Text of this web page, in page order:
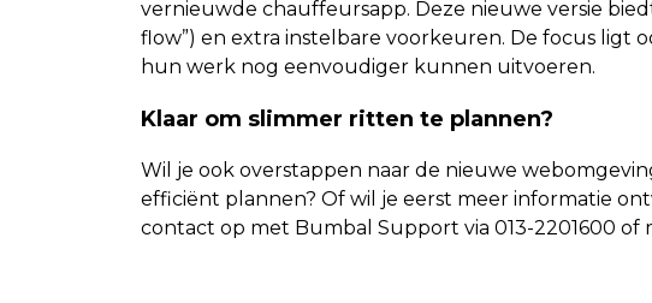
vernieuwde chauffeursapp. Deze nieuwe versie
flow”) en extra instelbare voorkeuren. De focus ligt
hun werk nog eenvoudiger kunnen uitvoeren.
Klaar om slimmer ritten te plannen?
Wil je ook overstappen naar de nieuwe
efficiënt plannen? Of wil je eerst meer informatie
contact op met Bumbal Support via 013-2201600 of